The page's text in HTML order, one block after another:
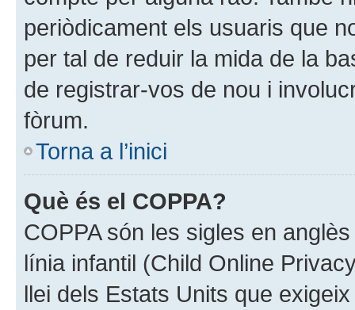
periòdicament els usuaris que
per tal de reduir la mida de la
de registrar-vos de nou i
fòrum.
Torna a l’inici
Què és el COPPA?
COPPA són les sigles en
línia infantil (Child Online
llei dels Estats Units que